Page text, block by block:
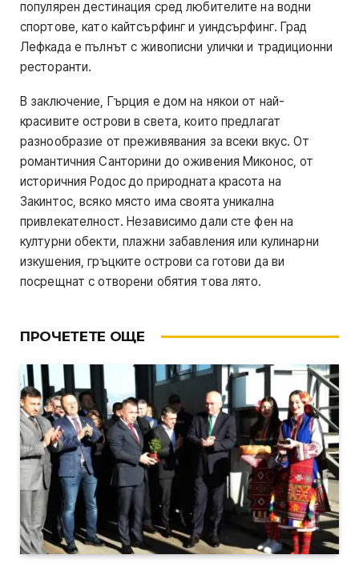
популярен дестинация сред любителите на водни
спортове, като кайтсърфинг и уиндсърфинг. Град
Лефкада е пълнът с живописни улички и традиционни
ресторанти.
В заключение, Гърция е дом на някои от най-
красивите острови в света, които предлагат
разнообразие от преживявания за всеки вкус. От
романтичния Санторини до оживения Миконос, от
историчния Родос до природната красота на
Закинтос, всяко място има своята уникална
привлекателност. Независимо дали сте фен на
културни обекти, плажни забавления или кулинарни
изкушения, гръцките острови са готови да ви
посрещнат с отворени обятия това лято.
ПРОЧЕТЕТЕ ОЩЕ